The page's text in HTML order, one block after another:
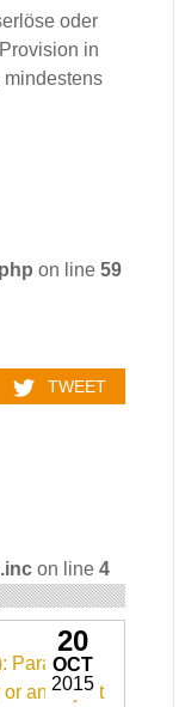
oder
in
mindestens
on line 59
TWEET
on line 4
Parameter
or an object
20
OCT
2015